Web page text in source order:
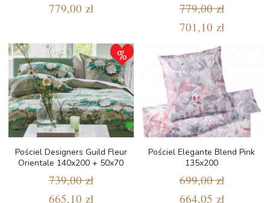
779,00 zł
779,00 zł
701,10 zł
Pościel Designers Guild Fleur
Orientale 140x200 + 50x70
739,00 zł
665,10 zł
Pościel Elegante Blend Pink
135x200
699,00 zł
664,05 zł